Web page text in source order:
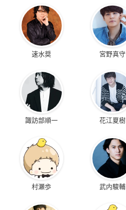
速水奨 宮野真守
諏訪部順一 花江夏樹
村瀬歩 武内駿輔